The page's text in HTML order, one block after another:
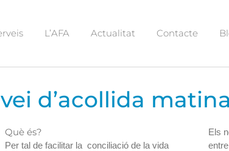
L’AFA Actualitat Contacte
d’acollida
Què és?
Per tal de facilitar la conciliació de la vida
Els